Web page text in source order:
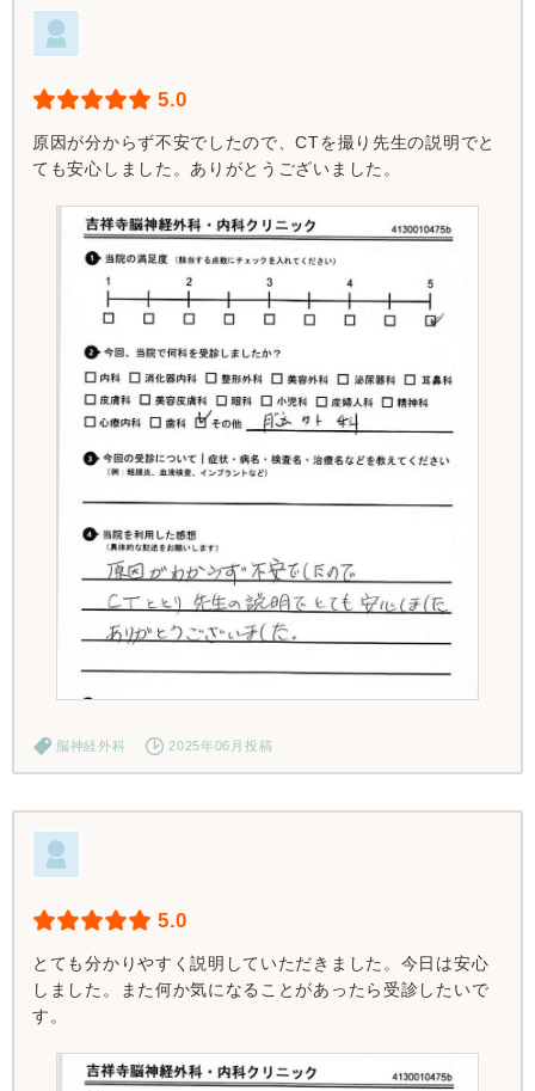
5.0
原因が分からず不安でしたので、CTを撮り先生の説明でと
ても安心しました。ありがとうございました。
脳神経外科 2025年06月投稿
5.0
とても分かりやすく説明していただきました。今日は安心
しました。また何か気になることがあったら受診したいで
す。